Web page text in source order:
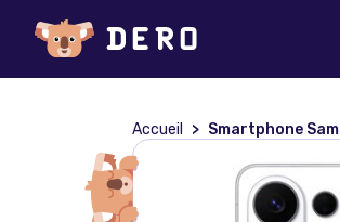
Accueil Smartphone